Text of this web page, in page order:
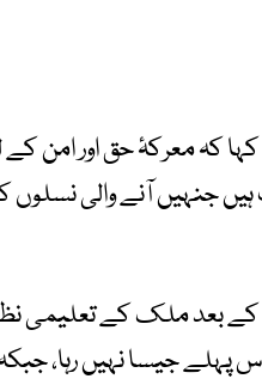
کہ معرکۂ حق اور امن کے
ہیں جنہیں آنے والی
بعد ملک کے تعلیمی
پہلے جیسا نہیں رہا،